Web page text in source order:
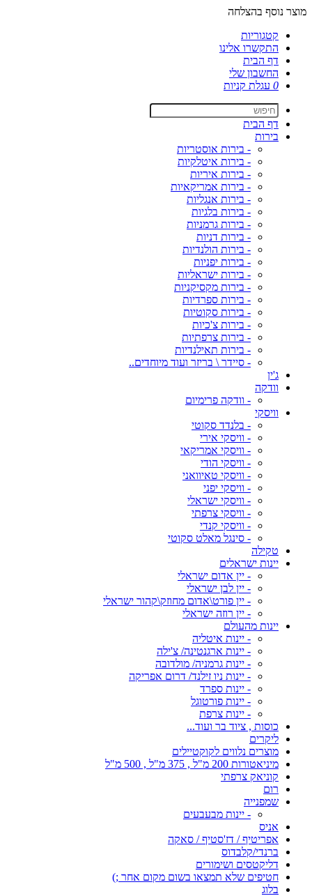
מוצר נוסף בהצלחה
קטגוריות
התקשרו אלינו
דף הבית
החשבון שלי
0 עגלת קניות
דף הבית
בירות
- בירות אוסטריות
- בירות איטלקיות
- בירות איריות
- בירות אמריקאיות
- בירות אנגליות
- בירות בלגיות
- בירות גרמניות
- בירות דניות
- בירות הולנדיות
- בירות יפניות
- בירות ישראליות
- בירות מקסיקניות
- בירות ספרדיות
- בירות סקוטיות
- בירות צ'כיות
- בירות צרפתיות
- בירות תאילנדיות
- סיידר \ בריזר ועוד מיוחדים..
ג'ין
וודקה
- וודקה פרימיום
וויסקי
- בלנדד סקוטי
- וויסקי אירי
- וויסקי אמריקאי
- וויסקי הודי
- וויסקי טאיוואני
- וויסקי יפני
- וויסקי ישראלי
- וויסקי צרפתי
- וויסקי קנדי
- סינגל מאלט סקוטי
טקילה
יינות ישראלים
- יין אדום ישראלי
- יין לבן ישראלי
- יין פורט\אדום מחוזק\קהור ישראלי
- יין רוזה ישראלי
יינות מהעולם
- יינות איטליה
- יינות ארגנטינה/ צ'ילה
- יינות גרמניה/ מולדובה
- יינות ניו זילנד/ דרום אפריקה
- יינות ספרד
- יינות פורטוגל
- יינות צרפת
כוסות , ציוד בר ועוד...
ליקרים
מוצרים נלווים לקוקטיילים
מיניאטורות 200 מ"ל , 375 מ"ל , 500 מ"ל
קוניאק צרפתי
רום
שמפנייה
- יינות מבעבעים
אניס
אפריטיף / דז'סטיף / סאקה
ברנדי/קלבדוס
דליקטסים ושימורים
חטיפים שלא תמצאו בשום מקום אחר ;)
בלוג